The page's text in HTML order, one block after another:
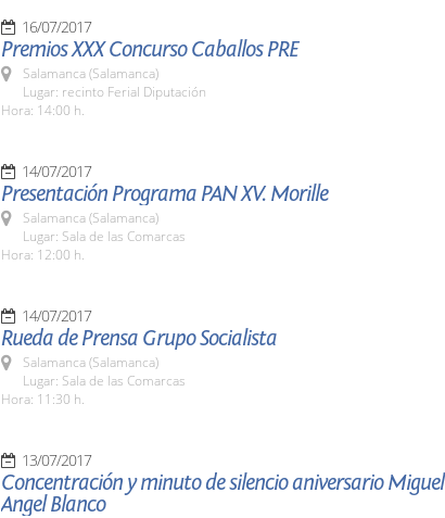
16/07/2017
Premios XXX Concurso Caballos PRE
Salamanca (Salamanca)
Lugar: recinto Ferial Diputación
Hora: 14:00 h.
14/07/2017
Presentación Programa PAN XV. Morille
Salamanca (Salamanca)
Lugar: Sala de las Comarcas
Hora: 12:00 h.
14/07/2017
Rueda de Prensa Grupo Socialista
Salamanca (Salamanca)
Lugar: Sala de las Comarcas
Hora: 11:30 h.
13/07/2017
Concentración y minuto de silencio aniversario Miguel
Angel Blanco